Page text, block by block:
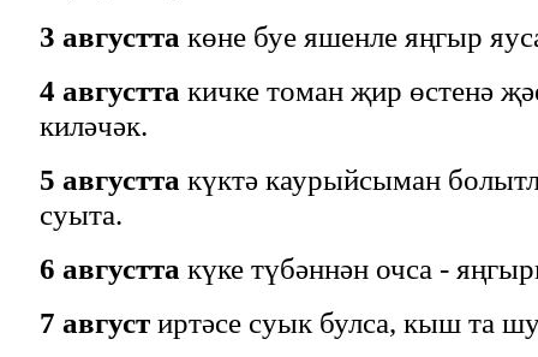
3 августта көне буе яшенле яңгыр
4 августта кичке томан җир өстенә
киләчәк.
5 августта күктә каурыйсыман
суыта.
6 августта күке түбәннән очса -
7 август иртәсе суык булса, кыш та